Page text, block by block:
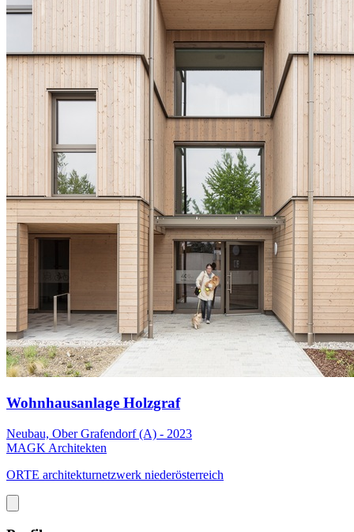
Wohnhausanlage Holzgraf
Neubau, Ober Grafendorf (A) - 2023
MAGK Architekten
ORTE architekturnetzwerk niederösterreich